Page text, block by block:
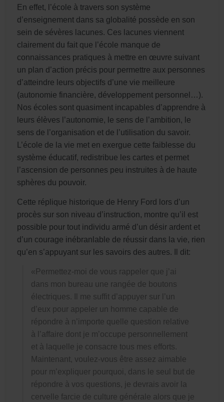
En effet, l’école à travers son système
d’enseignement dans sa globalité possède en son
sein de sévères lacunes. Ces lacunes viennent
clairement du fait que l’école manque de
connaissances pratiques à mettre en œuvre suivant
un plan d’action précis pour permettre aux personnes
d’atteindre leurs objectifs d’une vie meilleure
(autonomie financière, développement personnel…).
Nos écoles sont quasiment incapables d’apprendre à
leurs élèves l’autonomie, le sens de l’ambition, le
sens de l’organisation et de l’utilisation du savoir.
L’école de la vie met en exergue cette faiblesse du
système éducatif, redistribue les cartes et permet
l’ascension de personnes peu instruites à de haute
sphères du pouvoir.
Cette réplique historique de Henry Ford lors d’un
procès sur son niveau d’instruction, montre qu’il est
possible pour tout individu armé d’un désir ardent et
d’un courage inébranlable de réussir dans la vie, rien
qu’en s’appuyant sur les savoirs des autres. Il dit:
«Permettez-moi de vous rappeler que j’ai
dans mon bureau une rangée de boutons
électriques. Il me suffit d’appuyer sur l’un
d’eux pour appeler un homme capable de
répondre à n’importe quelle question relative
à l’affaire dont je m’occupe personnellement
et à laquelle je consacre tous mes efforts.
Maintenant, voulez-vous être assez aimable
pour m’expliquer pourquoi, dans le seul but de
répondre à vos questions, je devrais avoir la
cervelle farcie de culture générale alors que je